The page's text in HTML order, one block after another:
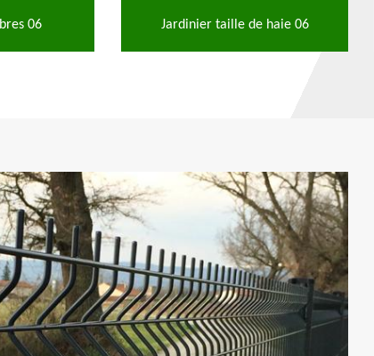
06 Jardinier taille de haie 06